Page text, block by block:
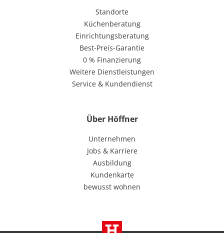
Standorte
Küchenberatung
Einrichtungsberatung
Best-Preis-Garantie
0 % Finanzierung
Weitere Dienstleistungen
Service & Kundendienst
Über Höffner
Unternehmen
Jobs & Karriere
Ausbildung
Kundenkarte
bewusst wohnen